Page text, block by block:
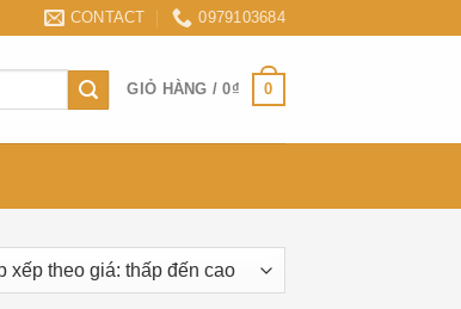
CONTACT 0979103684
GIỎ HÀNG /0₫ 0